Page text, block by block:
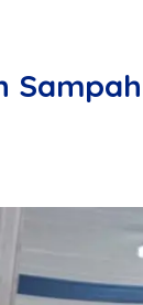
Sampah